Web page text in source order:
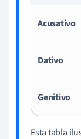
Acusativo
Dativo
Genitivo
Esta tabla